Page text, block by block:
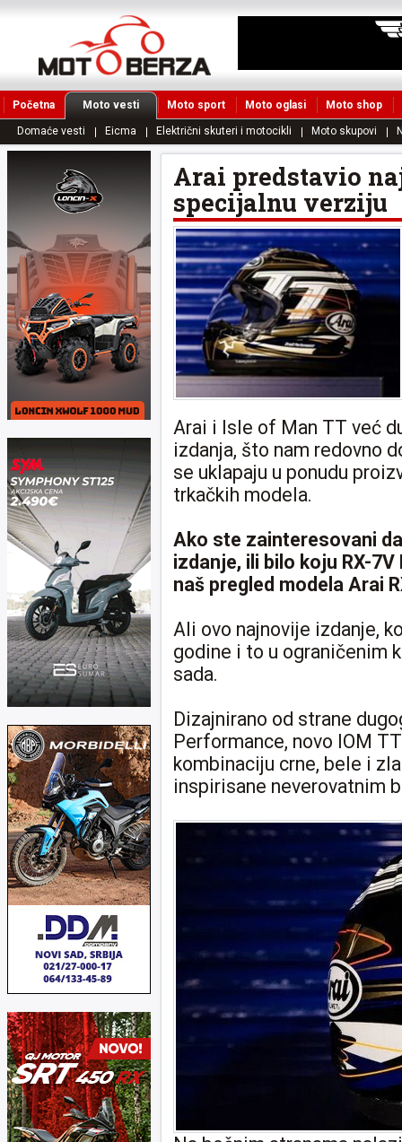
Početna Moto vesti Moto sport Moto oglasi Moto shop
Domaće vesti Eicma Električni skuteri i motocikli Moto skupovi
Arai predstavio
specijalnu verziju
Arai i Isle of Man TT već
izdanja, što nam redovno
se uklapaju u ponudu
trkačkih modela.
Ako ste zainteresovani
izdanje, ili bilo koju RX-
naš pregled modela Arai
Ali ovo najnovije izdanje,
godine i to u ograničenim
sada.
Dizajnirano od strane
Performance, novo IOM
kombinaciju crne, bele i
inspirisane neverovatnim